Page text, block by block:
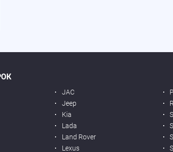
JAC
Jeep
Kia
Lada
Land Rover
Lexus